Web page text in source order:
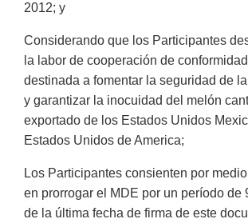
2012; y
Considerando que los Participantes
la labor de cooperación de
destinada a fomentar la seguridad de
y garantizar la inocuidad del melón
exportado de los Estados Unidos
Estados Unidos de America;
Los Participantes consienten por
en prorrogar el MDE por un período de
de la última fecha de firma de este